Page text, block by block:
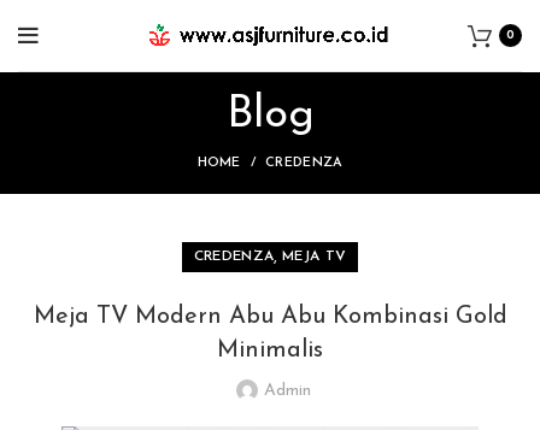
0
Blog
HOME CREDENZA
CREDENZA,MEJA TV
Meja TV Modern Abu Abu Kombinasi Gold
Minimalis
Admin